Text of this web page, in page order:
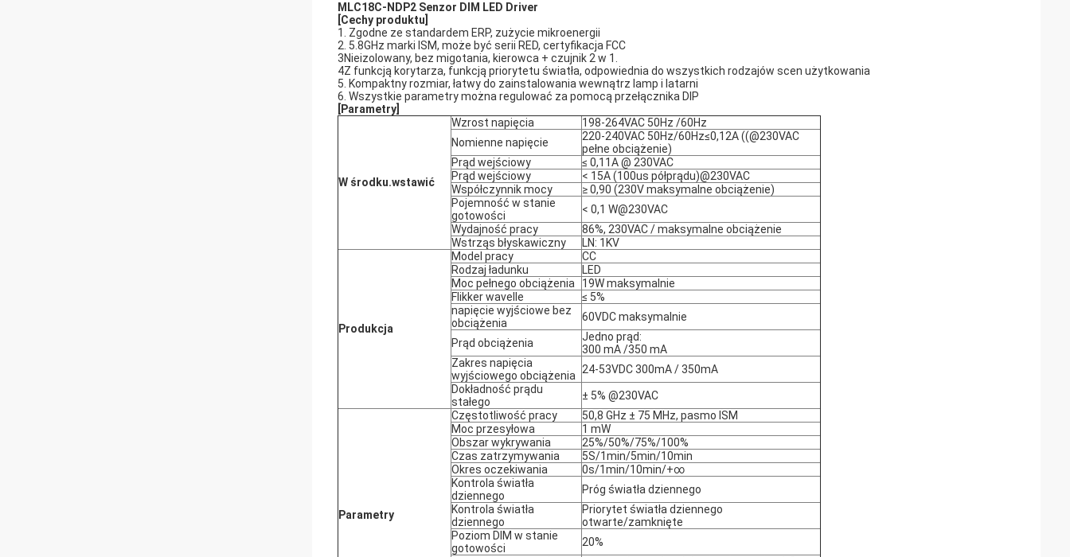
MLC18C-NDP2 Senzor DIM LED Driver
Cechy produktu
1. Zgodne ze standardem ERP, zużycie mikroenergii
2. 5.8GHz marki ISM, może być serii RED, certyfikacja FCC
3Nieizolowany, bez migotania, kierowca + czujnik 2 w 1.
4Z funkcją korytarza, funkcją priorytetu światła, odpowiednia do wszystkich rodzajów scen użytkowania
5. Kompaktny rozmiar, łatwy do zainstalowania wewnątrz lamp i latarni
6. Wszystkie parametry można regulować za pomocą przełącznika DIP
Parametry
W środku.wstawić
Wzrost napięcia
198-264VAC 50Hz /60Hz
Nomienne napięcie
220-240VAC 50Hz/60Hz≤0,12A ((@230VAC
pełne obciążenie)
Prąd wejściowy
≤ 0,11A @ 230VAC
Prąd wejściowy
< 15A (100us półprądu)@230VAC
Współczynnik mocy
≥ 0,90 (230V maksymalne obciążenie)
Pojemność w stanie
gotowości
< 0,1 W@230VAC
Wydajność pracy
86%, 230VAC / maksymalne obciążenie
Wstrząs błyskawiczny
LN: 1KV
Produkcja
Model pracy
CC
Rodzaj ładunku
LED
Moc pełnego obciążenia
19W maksymalnie
Flikker wavelle
≤ 5%
napięcie wyjściowe bez
obciążenia
60VDC maksymalnie
Prąd obciążenia
Jedno prąd:
300 mA /350 mA
Zakres napięcia
wyjściowego obciążenia
24-53VDC 300mA / 350mA
Dokładność prądu
stałego
± 5% @230VAC
Parametry
Częstotliwość pracy
50,8 GHz ± 75 MHz, pasmo ISM
Moc przesyłowa
1 mW
Obszar wykrywania
25%/50%/75%/100%
Czas zatrzymywania
5S/1min/5min/10min
Okres oczekiwania
0s/1min/10min/+∞
Kontrola światła
dziennego
Próg światła dziennego
Kontrola światła
dziennego
Priorytet światła dziennego
otwarte/zamknięte
Poziom DIM w stanie
gotowości
20%